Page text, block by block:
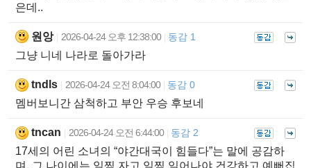
은데..
원앙 2026-04-24 오후 12:38:00 동감 1
그냥 니네 나라로 돌아가라
tndls 2026-04-24 오전 8:04:00 동감 0
멤버보니간 삼척하고 부안 우승 후보네
tncan 2026-04-24 오전 6:44:00 동감 2
17세의 어린 소녀의 “야간대국이 힘들다”는 말에 공감하
며, 그 나이에는 일찍 자고 일찍 일어나야 건강하고 예뻐집